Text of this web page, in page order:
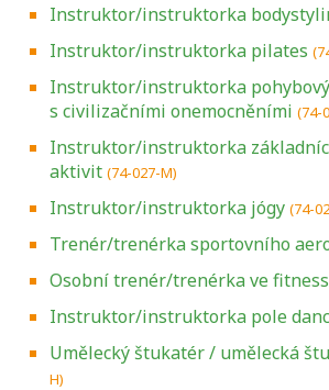
Instruktor/instruktorka
Instruktor/instruktorka pilates
Instruktor/instruktorka
s civilizačními onemocněními (74-
Instruktor/instruktorka
aktivit (74-027-M)
Instruktor/instruktorka jógy (74-
Trenér/trenérka sportovního
Osobní trenér/trenérka ve fitness
Instruktor/instruktorka pole
Umělecký štukatér / umělecká
H)